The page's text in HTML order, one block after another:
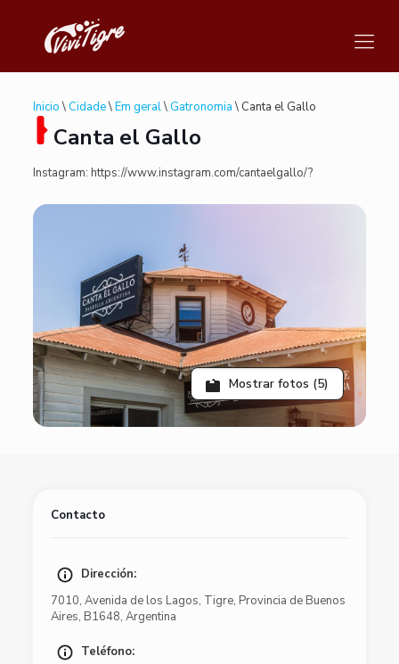
Inicio \ Cidade\Em geral\ Gatronomia \ Canta el Gallo
Canta el Gallo
Instagram: https://www.instagram.com/cantaelgallo/?
Mostrar fotos (5)
Contacto
Dirección:
7010, Avenida de los Lagos, Tigre, Provincia de Buenos
Aires, B1648, Argentina
Teléfono: